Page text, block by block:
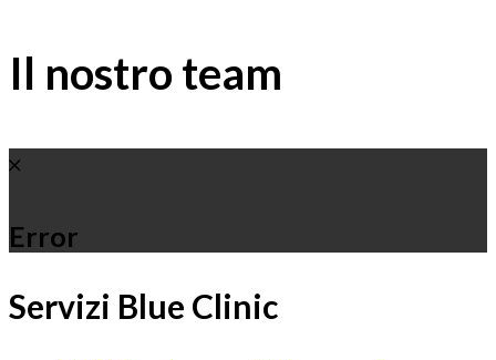
Il nostro team
Error
Servizi Blue Clinic